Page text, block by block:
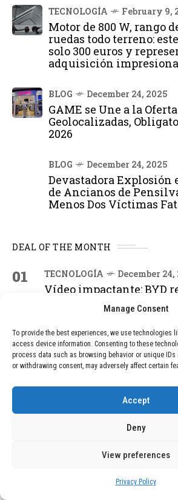
Manage Consent
To provide the best experiences, we use technologies
access device information. Consenting to these
process data such as browsing behavior or unique
or withdrawing consent, may adversely affect certain
Accept
Deny
View preferences
Privacy Policy
TECNOLOGÍA February 9,
Motor de 800 W, rango
ruedas todo terreno:
solo 300 euros y
adquisición
BLOG December 24, 2025
GAME se Une a la
Geolocalizadas,
2026
BLOG December 24, 2025
Devastadora Explosión
de Ancianos de
Menos Dos Víctimas
DEAL OF THE MONTH
01 TECNOLOGÍA December 24,
Vídeo impactante: BYD
grabación cómo añadir
en apenas 5 minutos de
02 TECNOLOGÍA February 9,
Motor de 800 W, rango
ruedas todo terreno:
solo 300 euros y
adquisición
December 24, 2025
Geolocalizadas,